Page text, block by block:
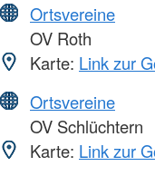
Ortsvereine
OV Roth
Karte: Link zur
Ortsvereine
OV Schlüchtern
Karte: Link zur